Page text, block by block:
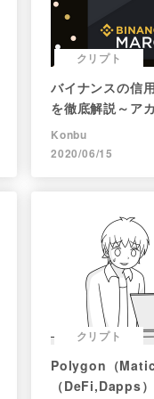
クリプト
バイナンスの信
を徹底解説～ア
証拠金計算例まで
Konbu
2020/06/15
クリプト
Polygon（Matic
（DeFi,Dapps